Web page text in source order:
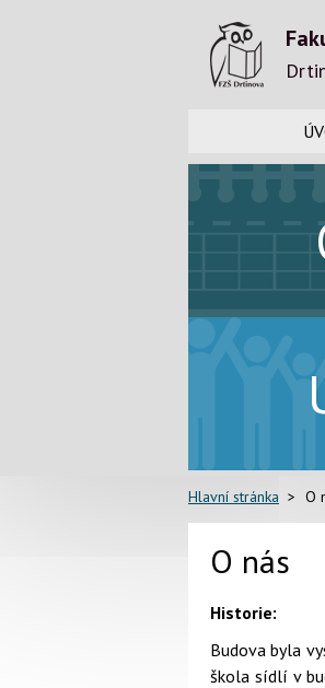
Hlavní stránka O
O nás
Historie:
Budova byla
škola sídlí v